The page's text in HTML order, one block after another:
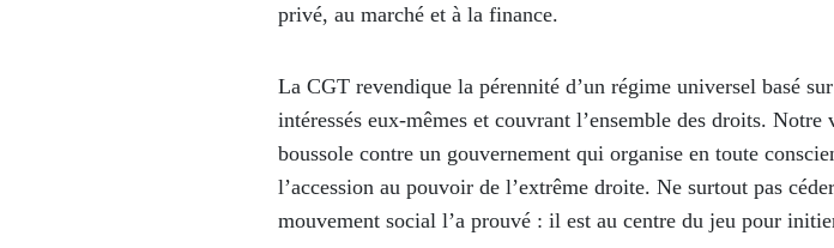
privé, au marché et à la finance.
La CGT revendique la pérennité d’un régime universel basé
intéressés eux-mêmes et couvrant l’ensemble des droits.
boussole contre un gouvernement qui organise en toute
l’accession au pouvoir de l’extrême droite. Ne surtout pas
mouvement social l’a prouvé : il est au centre du jeu pour